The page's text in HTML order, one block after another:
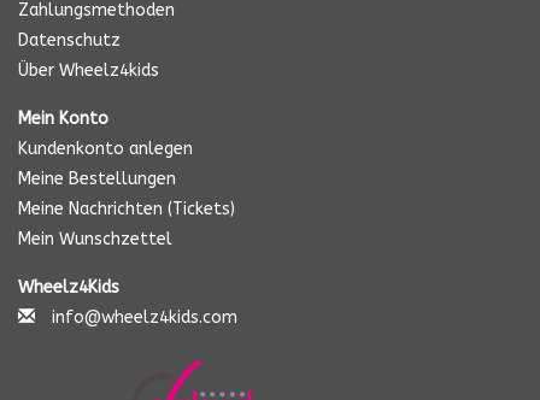
Zahlungsmethoden
Datenschutz
Über Wheelz4kids
Mein Konto
Kundenkonto anlegen
Meine Bestellungen
Meine Nachrichten (Tickets)
Mein Wunschzettel
Wheelz4Kids
info@wheelz4kids.com